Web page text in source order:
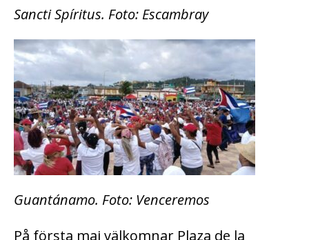
Sancti Spíritus. Foto: Escambray
Guantánamo. Foto: Venceremos
På första maj välkomnar Plaza de la